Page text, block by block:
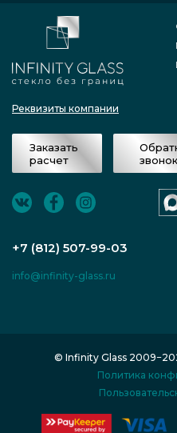
сперва
параметры и
после выезда
«Инфинити
соглашение,
осуществления
изготовление
перегородка из
Новолитовская
по факту, товар
смонтирован,
товара
Реквизиты компании
Заказать
расчет
звонок
+7 (812) 507-99-03
info@infinity-glass.ru
© Infinity Glass
Политика